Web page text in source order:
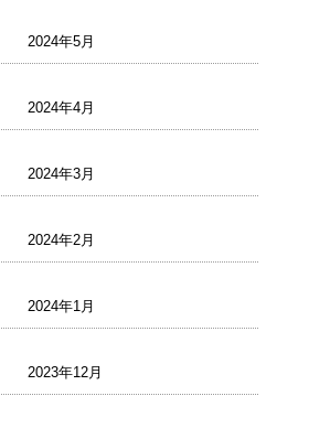
2024年5月
2024年4月
2024年3月
2024年2月
2024年1月
2023年12月